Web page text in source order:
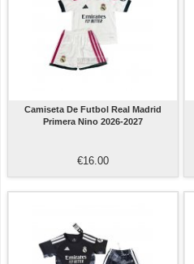
Camiseta De Futbol Real Madrid
Primera Nino 2026-2027
€16.00